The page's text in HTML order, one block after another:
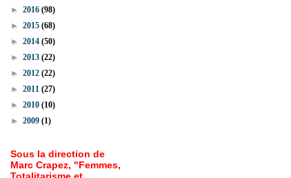
► 2016 (98)
► 2015 (68)
► 2014 (50)
► 2013 (22)
► 2012 (22)
► 2011 (27)
► 2010 (10)
► 2009 (1)
Sous la direction de
Marc Crapez, "Femmes,